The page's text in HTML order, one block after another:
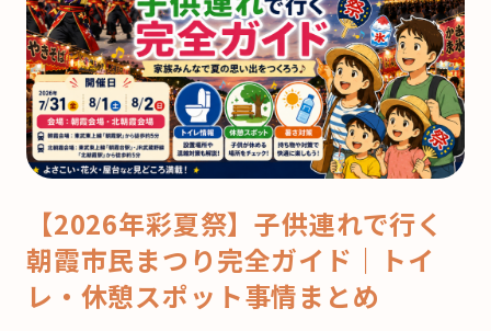
【2026年彩夏祭】子供連れで行く
朝霞市民まつり完全ガイド｜トイ
レ・休憩スポット事情まとめ